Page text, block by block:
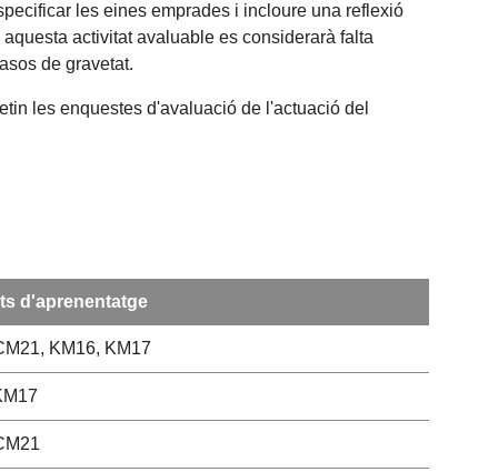
les eines emprades i incloure una reflexió
activitat avaluable es considerarà falta
de gravetat.
les enquestes d'avaluació de l'actuació del
d'aprenentatge
KM16, KM17